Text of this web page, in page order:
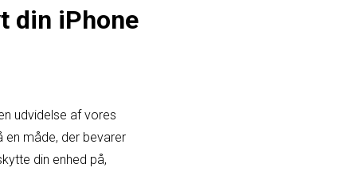
din iPhone
udvidelse af vores
en måde, der bevarer
din enhed på,